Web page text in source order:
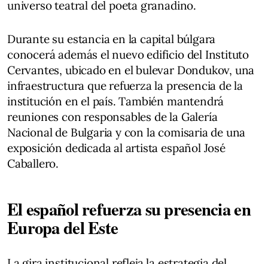
universo teatral del poeta granadino.
Durante su estancia en la capital búlgara
conocerá además el nuevo edificio del Instituto
Cervantes, ubicado en el bulevar Dondukov, una
infraestructura que refuerza la presencia de la
institución en el país. También mantendrá
reuniones con responsables de la Galería
Nacional de Bulgaria y con la comisaria de una
exposición dedicada al artista español José
Caballero.
El español refuerza su presencia en
Europa del Este